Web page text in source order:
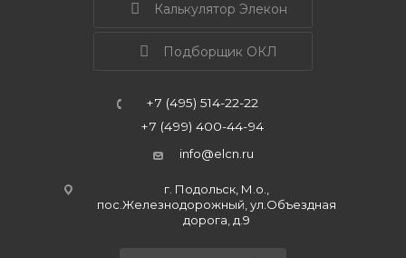
Калькулятор Элекон
Подборщик ОКЛ
+7 (495) 514-22-22
+7 (499) 400-44-94
info@elcn.ru
г. Подольск, М.о.,
пос.Железнодорожный, ул.Объездная
дорога, д.9